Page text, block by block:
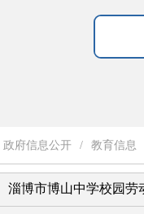
政府信息公开 / 教育信息
淄博市博山中学校园劳